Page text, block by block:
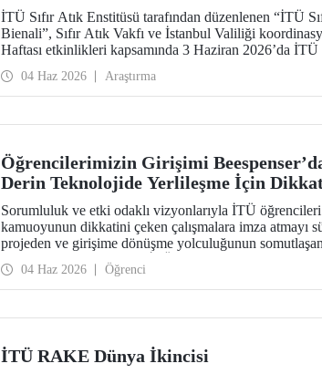
İTÜ Sıfır Atık Enstitüsü tarafından düzenlenen “İTÜ
Bienali”, Sıfır Atık Vakfı ve İstanbul Valiliği
Haftası etkinlikleri kapsamında 3 Haziran 2026’da
04 Haz 2026 Araştırma
Öğrencilerimizin Girişimi
Derin Teknolojide Yerlileşme İçin
Sorumluluk ve etki odaklı vizyonlarıyla İTÜ öğrencileri
kamuoyunun dikkatini çeken çalışmalara imza atmayı
projeden ve girişime dönüşme yolculuğunun
Beespenser de yer alıyor. İTÜ’lülerin girişimi, Avrupa
hedefiyle devre kartı basan yerli baskı makineleri
04 Haz 2026 Öğrenci
İTÜ RAKE Dünya İkincisi